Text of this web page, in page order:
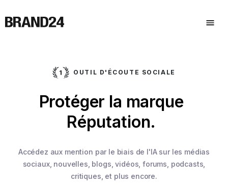
OUTIL D'ÉCOUTE SOCIALE
Protéger la marque
Réputation.
.
Accédez aux mention par le biais de l'IA sur les médias
sociaux, nouvelles, blogs, vidéos, forums, podcasts,
critiques, et plus encore.